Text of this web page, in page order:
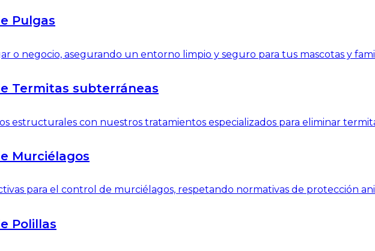
Pulgas
o negocio, asegurando un entorno limpio y seguro para tus mascotas y
Termitas subterráneas
estructurales con nuestros tratamientos especializados para eliminar
Murciélagos
para el control de murciélagos, respetando normativas de protección
Polillas